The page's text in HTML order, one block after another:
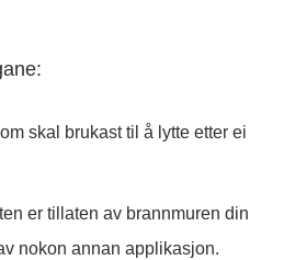
skal brukast til å lytte etter ei
er tillaten av brannmuren din
nokon annan applikasjon.